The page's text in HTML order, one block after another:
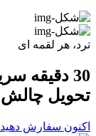
ترد، هر لقمه ای
30 دقیقه سریع
تحویل چالش
اکنون سفارش دهید